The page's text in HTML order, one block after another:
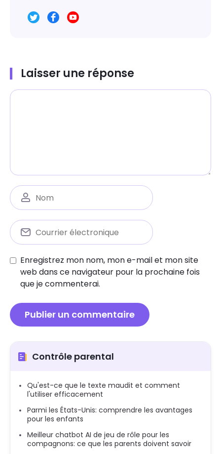
Laisser une réponse
Enregistrez mon nom, mon e-mail et mon site
web dans ce navigateur pour la prochaine fois
que je commenterai.
Contrôle parental
Qu'est-ce que le texte maudit et comment
l'utiliser efficacement
Parmi les États-Unis: comprendre les avantages
pour les enfants
Meilleur chatbot AI de jeu de rôle pour les
compagnons: ce que les parents doivent savoir